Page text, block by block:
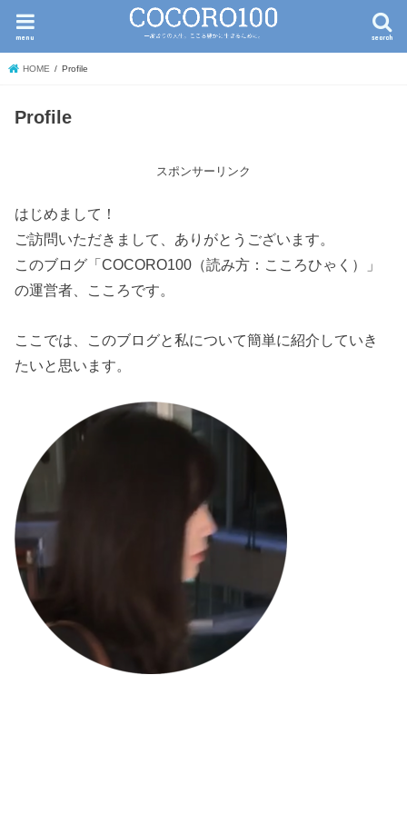
search
menu
HOME Profile
Profile
スポンサーリンク
はじめまして！
ご訪問いただきまして、ありがとうございます。
このブログ「COCORO100（読み方：こころひゃく）」
の運営者、こころです。
ここでは、このブログと私について簡単に紹介していき
たいと思います。